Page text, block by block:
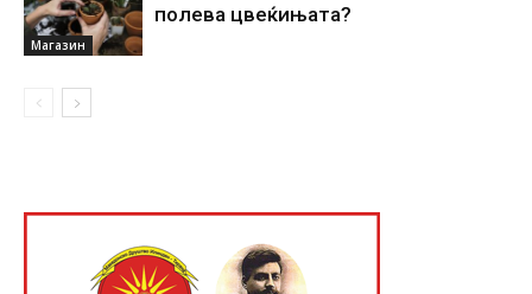
Магазин
полева цвеќињата?